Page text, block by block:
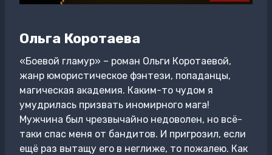
Ольга Коротаева
«Боевой гламур» – роман Ольги Коротаевой,
жанр юмористическое фэнтези, попаданцы,
магическая академия. Каким-то чудом я
умудрилась призвать иномирного мага!
Мужчина был чрезвычайно недоволен, но всё-
таки спас меня от бандитов. И пригрозил, если
ещё раз вытащу его в неглиже, то пожалею. Как